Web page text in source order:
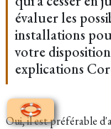
évaluer les
installations
votre
explications
Oui, il est préférable